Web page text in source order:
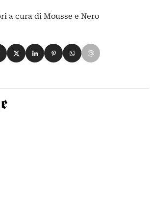
a cura di Mousse e Nero
su Facebook
Condividi su X
Condividi su LinkedIn
Condividi su Pinterest
Condividi su WhatsApp
Condividi su Email